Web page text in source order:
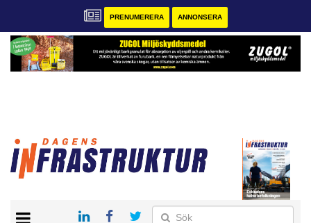
PRENUMERERA ANNONSERA